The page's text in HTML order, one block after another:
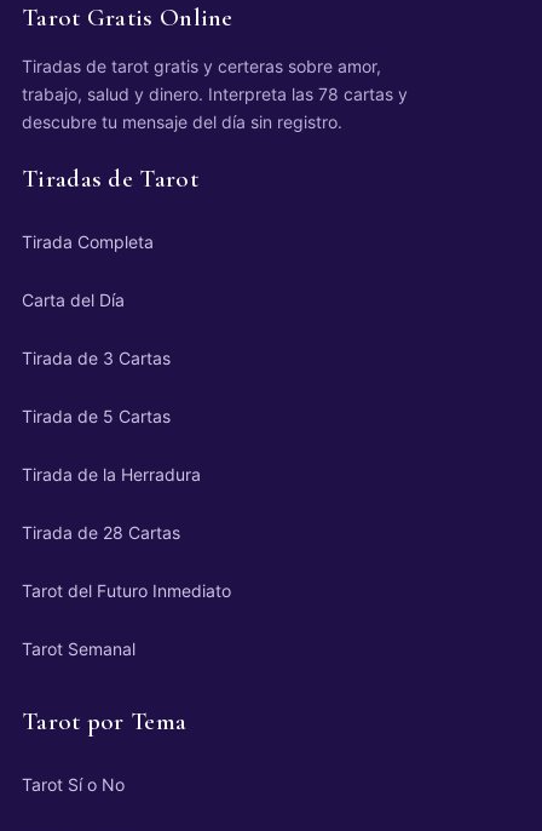
Tarot Gratis Online
Tiradas de tarot gratis y certeras sobre amor,
trabajo, salud y dinero. Interpreta las 78 cartas y
descubre tu mensaje del día sin registro.
Tiradas de Tarot
Tirada Completa
Carta del Día
Tirada de 3 Cartas
Tirada de 5 Cartas
Tirada de la Herradura
Tirada de 28 Cartas
Tarot del Futuro Inmediato
Tarot Semanal
Tarot por Tema
Tarot Sí o No